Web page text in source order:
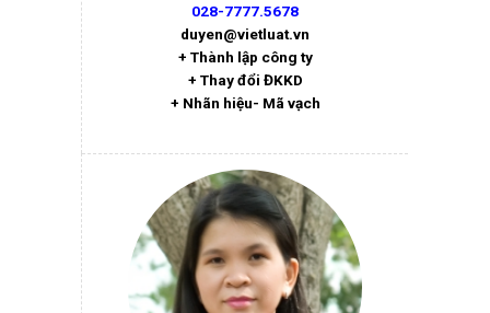
028-7777.5678
duyen@vietluat.vn
+ Thành lập công ty
+ Thay đổi ĐKKD
+ Nhãn hiệu- Mã vạch